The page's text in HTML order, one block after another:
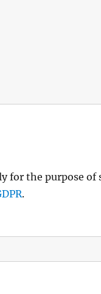
for the purpose of
.